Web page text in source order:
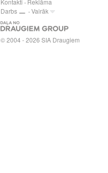
Kontakti
Reklāma
Darbs
Vairāk
© 2004 - 2026 SIA Draugiem